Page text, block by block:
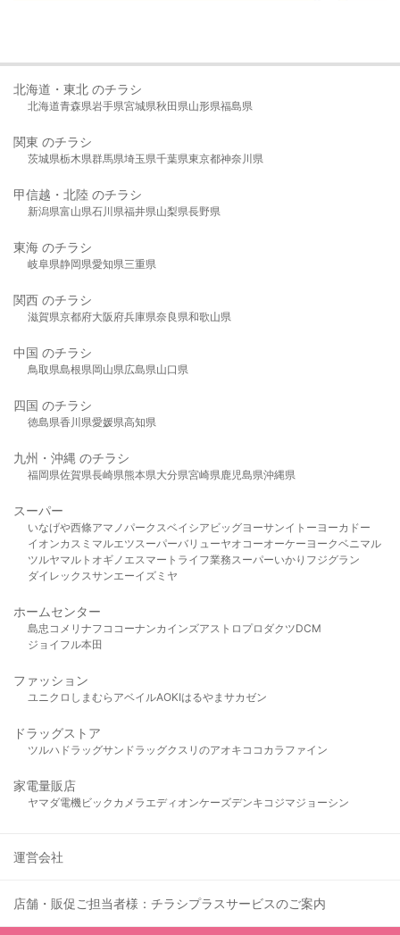
北海道・東北 のチラシ
北海道青森県岩手県宮城県秋田県山形県福島県
関東 のチラシ
茨城県栃木県群馬県埼玉県千葉県東京都神奈川県
甲信越・北陸 のチラシ
新潟県富山県石川県福井県山梨県長野県
東海 のチラシ
岐阜県静岡県愛知県三重県
関西 のチラシ
滋賀県京都府大阪府兵庫県奈良県和歌山県
中国 のチラシ
鳥取県島根県岡山県広島県山口県
四国 のチラシ
徳島県香川県愛媛県高知県
九州・沖縄 のチラシ
福岡県佐賀県長崎県熊本県大分県宮崎県鹿児島県沖縄県
スーパー
いなげや西條アマノパークスベイシア ビッグヨーサンイトーヨーカドー
イオンカスミ マルエツスーパーバリューヤオコーオーケー ヨークベニマル
ツルヤマルト オギノ エスマート ライフ業務スーパーいかり フジグラン
ダイレックスサンエーイズミヤ
ホームセンター
島忠 コメリ ナフコ コーナンカインズアストロプロダクツDCM
ジョイフル本田
ファッション
ユニクロ しまむら アベイルAOKIはるやま サカゼン
ドラッグストア
ツルハドラッグサンドラッグクスリのアオキ ココカラファイン
家電量販店
ヤマダ電機ビックカメラ エディオンケーズデンキ コジマジョーシン
運営会社
店舗・販促ご担当者様：チラシプラスサービスのご案内